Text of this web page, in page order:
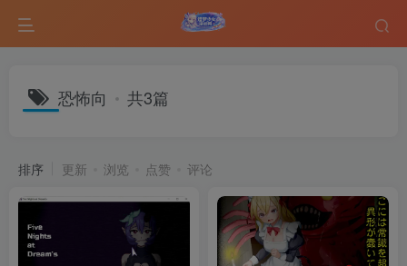
恐怖向 共3篇
排序 更新 浏览 点赞 评论